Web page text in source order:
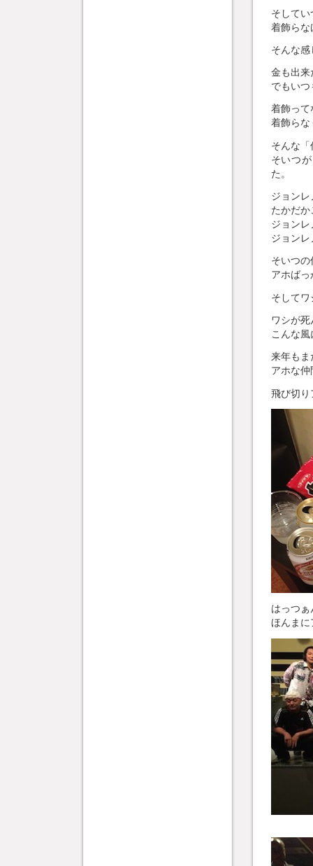
そして
着飾らな
そんな
金も出来
でもい
着飾って
着飾らな
そんな
そいつ
た。
ジョン
たかだ
ジョン
ジョン
そいつ
アホば
そして
ワシが
こんな
来年もま
アホな
飛び切り
はっつ
ほんまに